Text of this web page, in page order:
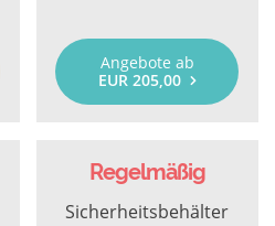
Angebote ab
EUR 205,00
Regelmäßig
Sicherheitsbehälter